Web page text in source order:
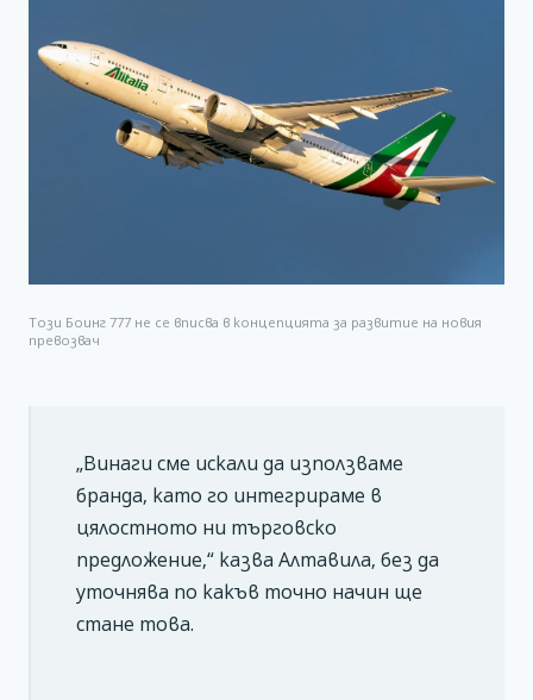
Този Боинг 777 не се вписва в концепцията за развитие на новия
превозвач
„Винаги сме искали да използваме
бранда, като го интегрираме в
цялостното ни търговско
предложение,“ казва Алтавила, без да
уточнява по какъв точно начин ще
стане това.